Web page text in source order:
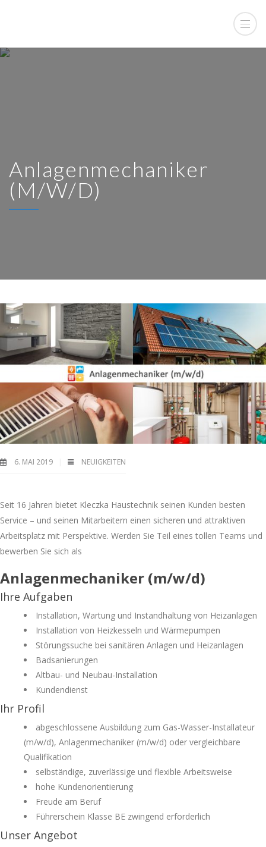
Anlagenmechaniker
(m/w/d)
6. MAI 2019 NEUIGKEITEN
Seit 16 Jahren bietet Kleczka Haustechnik seinen Kunden besten
Service – und seinen Mitarbeitern einen sicheren und attraktiven
Arbeitsplatz mit Perspektive. Werden Sie Teil eines tollen Teams und
bewerben Sie sich als
Anlagenmechaniker (m/w/d)
Ihre Aufgaben
Installation, Wartung und Instandhaltung von Heizanlagen
Installation von Heizkesseln und Wärmepumpen
Störungssuche bei sanitären Anlagen und Heizanlagen
Badsanierungen
Altbau- und Neubau-Installation
Kundendienst
Ihr Profil
abgeschlossene Ausbildung zum Gas-Wasser-Installateur
(m/w/d), Anlagenmechaniker (m/w/d) oder vergleichbare
Qualifikation
selbständige, zuverlässige und flexible Arbeitsweise
hohe Kundenorientierung
Freude am Beruf
Führerschein Klasse BE zwingend erforderlich
Unser Angebot